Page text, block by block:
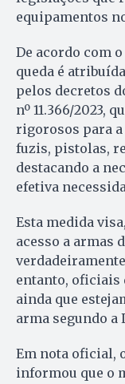
equipamentos
De acordo com
queda é
pelos decretos
nº 11.366/2023,
rigorosos para
fuzis, pistolas,
destacando a
efetiva
Esta medida
acesso a armas
entanto, oficiais
ainda que
arma segundo a
Em nota oficial,
informou que o